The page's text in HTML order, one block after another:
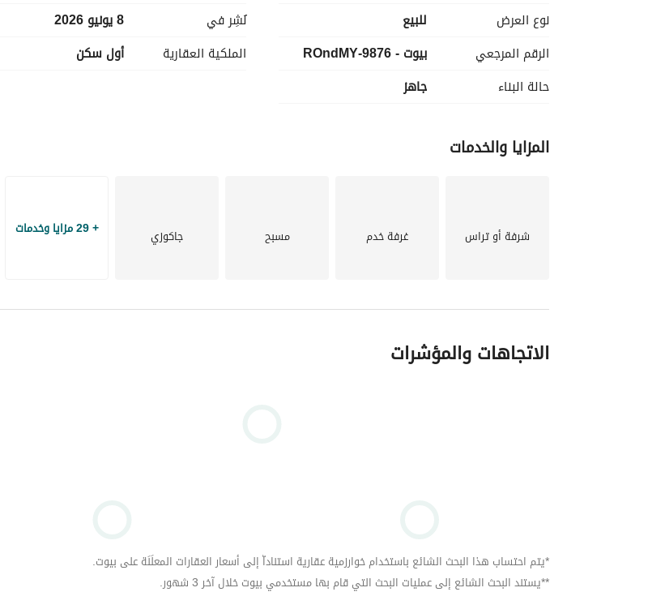
مميزات وخدمات كمبوند ذا استيتس :
لاند سكيب
بحيرات صناعية
نادي رياضي و صحى
جراجات خاصة
مركز ثقافى
========================
نوع العرض
للبيع
الرقم المرجعي
بيوت - 9876-ROndMY
حالة البناء
جاهز
نُشِر في
8 يونيو 2026
الملكية العقارية
أول سكن
المزايا والخدمات
شرفة أو تراس غرفة خدم مسبح جاكوزي + 29 مزايا وخدمات
الاتجاهات والمؤشرات
*يتم احتساب هذا البحث الشائع باستخدام خوارزمية عقارية استناداّ إلى أسعار العقارات المعلَنَة على بيوت.
**يستند البحث الشائع إلى عمليات البحث التي قام بها مستخدمي بيوت خلال آخر 3 شهور.